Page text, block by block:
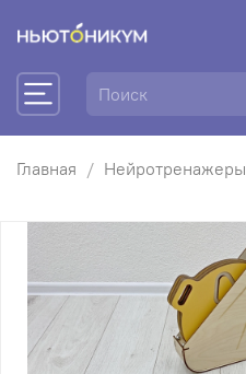
Главная Нейротренажеры